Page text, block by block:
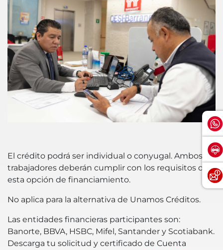
El crédito podrá ser individual o conyugal. Ambos
trabajadores deberán cumplir con los requisitos de
esta opción de financiamiento.
No aplica para la alternativa de Unamos Créditos.
Las entidades financieras participantes son:
Banorte, BBVA, HSBC, Mifel, Santander y Scotiabank.
Descarga tu solicitud y certificado de Cuenta